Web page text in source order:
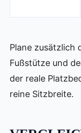
Plane zusätzlich
Fußstütze und
der reale
reine Sitzbreite.